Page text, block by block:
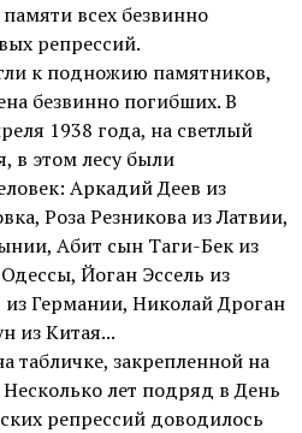
всех безвинно
репрессий.
к подножию памятников,
безвинно погибших. В
1938 года, на светлый
в этом лесу были
Аркадий Деев из
Роза Резникова из Латвии,
Абит сын Таги-Бек из
Йоган Эссель из
Германии, Николай Дроган
из Китая...
табличке, закрепленной на
лет подряд в День
репрессий доводилось